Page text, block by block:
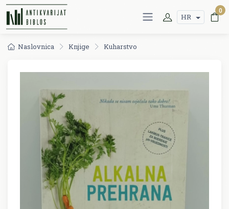
HR
0
Naslovnica Knjige Kuharstvo